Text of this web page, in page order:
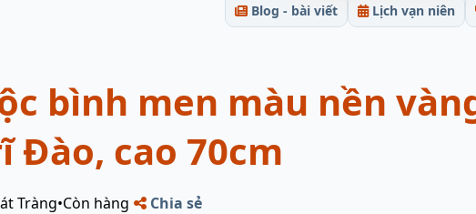
Lịch vạn niên
Blog - bài viết
bình men màu nền
Đào, cao 70cm
Tràng•Còn hàng Chia sẻ